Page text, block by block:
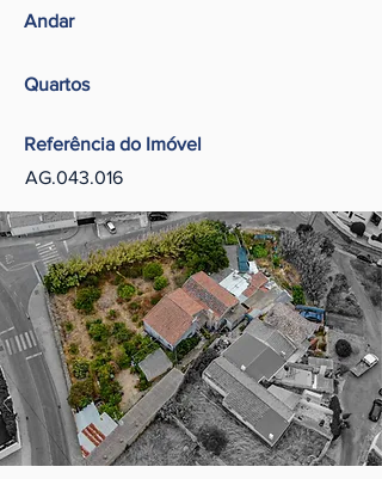
Andar
Quartos
Referência do Imóvel
AG.043.016